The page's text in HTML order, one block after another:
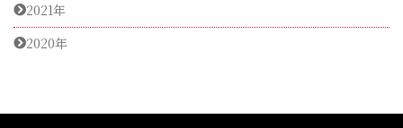
2021年
2020年